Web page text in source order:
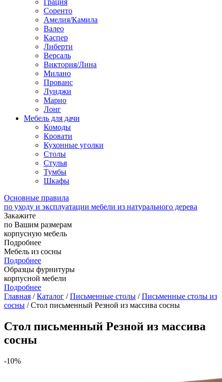
Грация
Соренто
Амелия/Камила
Валео
Каспер
Либерти
Версаль
Виктория/Лина
Милано
Прованс
Луиджи
Марио
Лонг
Мебель для дачи
Комоды
Кровати
Кухонные уголки
Столы
Стулья
Тумбы
Шкафы
Основные правила
по уходу и эксплуатации мебели из натурального дерева
Закажите
по Вашим размерам
корпусную мебель
Подробнее
Мебель из сосны
Подробнее
Образцы фурнитуры
корпусной мебели
Подробнее
Главная /Каталог /Письменные столы /Письменные столы из
сосны / Стол письменный Резной из массива сосны
Стол письменный Резной из массива
сосны
-10%